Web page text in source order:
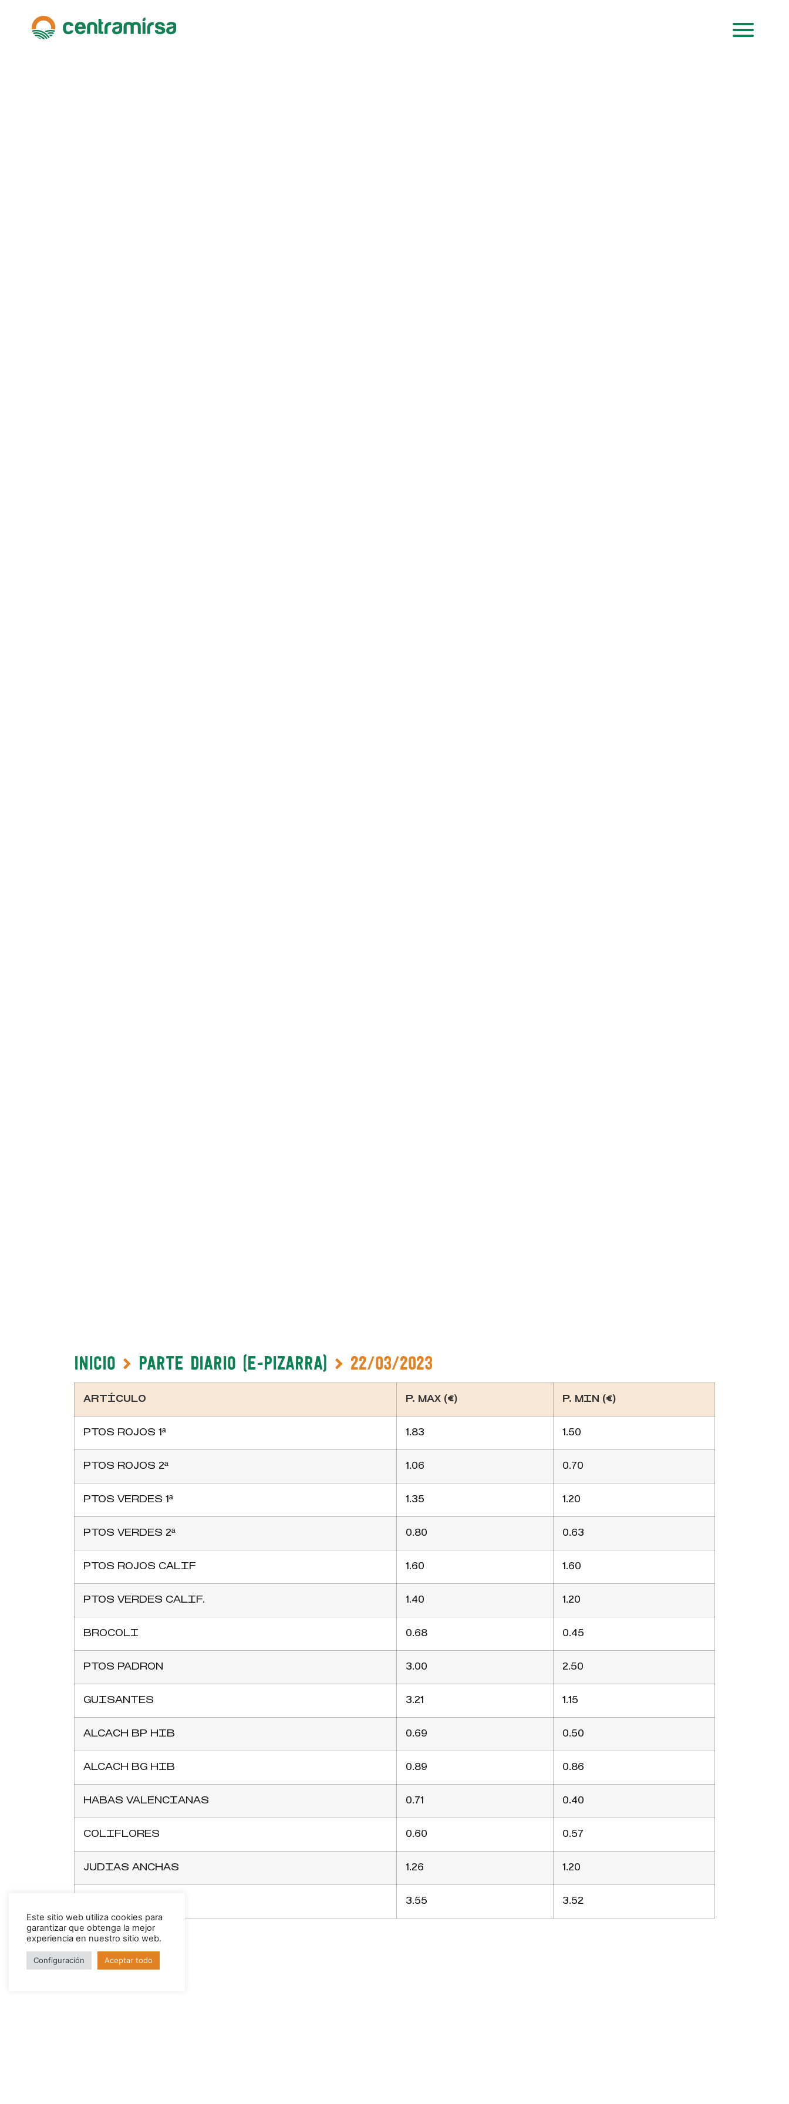
Inicio Parte Diario (e-Pizarra) 22/03/2023
ARTÍCULO P. MAX (€) P. MIN (€)
PTOS ROJOS 1ª 1.83 1.50
PTOS ROJOS 2ª 1.06 0.70
PTOS VERDES 1ª 1.35 1.20
PTOS VERDES 2ª 0.80 0.63
PTOS ROJOS CALIF 1.60 1.60
PTOS VERDES CALIF. 1.40 1.20
BROCOLI 0.68 0.45
PTOS PADRON 3.00 2.50
GUISANTES 3.21 1.15
ALCACH BP HIB 0.69 0.50
ALCACH BG HIB 0.89 0.86
HABAS VALENCIANAS 0.71 0.40
COLIFLORES 0.60 0.57
JUDIAS ANCHAS 1.26 1.20
3.55 3.52
Este sitio web utiliza cookies para
garantizar que obtenga la mejor
experiencia en nuestro sitio web.
Configuración Aceptar todo